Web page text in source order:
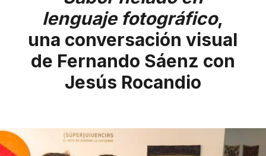
lenguaje fotográfico,
una conversación visual
de Fernando Sáenz con
Jesús Rocandio